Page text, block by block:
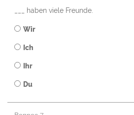
___ haben viele Freunde.
Wir
Ich
Ihr
Du